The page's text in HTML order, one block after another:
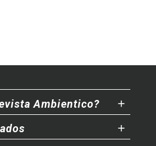
Ambientico?